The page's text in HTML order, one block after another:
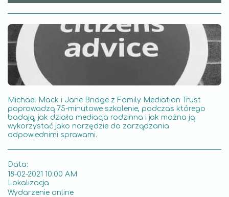
Michael Mack i Jane Bridge z Family Mediation Trust
poprowadzą 75-minutowe szkolenie, podczas którego
badają, jak działa mediacja rodzinna i jak można ją
wykorzystać jako narzędzie do zarządzania
odpowiednimi sprawami.
Data:
18-02-2021 10:00 AM
Lokalizacja
Wydarzenie online